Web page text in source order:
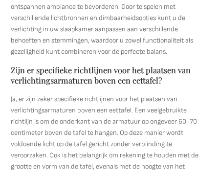
ontspannen ambiance te bevorderen. Door te spelen met
verschillende lichtbronnen en dimbaarheidsopties kunt u de
verlichting in uw slaapkamer aanpassen aan verschillende
behoeften en stemmingen, waardoor u zowel functionaliteit als
gezelligheid kunt combineren voor de perfecte balans.
Zijn er specifieke richtlijnen voor het plaatsen van
verlichtingsarmaturen boven een eettafel?
Ja, er zijn zeker specifieke richtlijnen voor het plaatsen van
verlichtingsarmaturen boven een eettafel. Een veelgebruikte
richtlijn is om de onderkant van de armatuur op ongeveer 60-70
centimeter boven de tafel te hangen. Op deze manier wordt
voldoende licht op de tafel gericht zonder verblinding te
veroorzaken. Ook is het belangrijk om rekening te houden met de
grootte en vorm van de tafel, evenals met de hoogte van het